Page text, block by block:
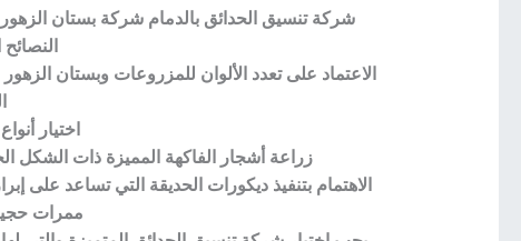
شركة تنسيق الحدائق بالدمام شركة بستان
الاعتماد على تعدد الألوان للمزروعات وبستان
اختيار
زراعة أشجار الفاكهة المميزة ذات الشكل
الاهتمام بتنفيذ ديكورات الحديقة التي تساعد على
ممرات